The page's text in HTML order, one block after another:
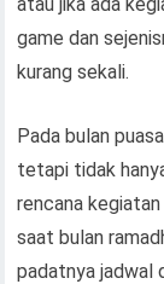
game dan
kurang sekali.
Pada bulan
tetapi tidak
rencana
saat bulan
padatnya jadwal